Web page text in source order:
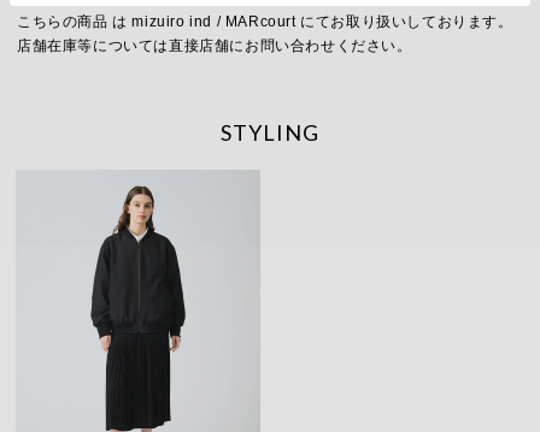
こちらの商品 は mizuiro ind / MARcourt にてお取り扱いしております。
店舗在庫等については直接店舗にお問い合わせください。
STYLING